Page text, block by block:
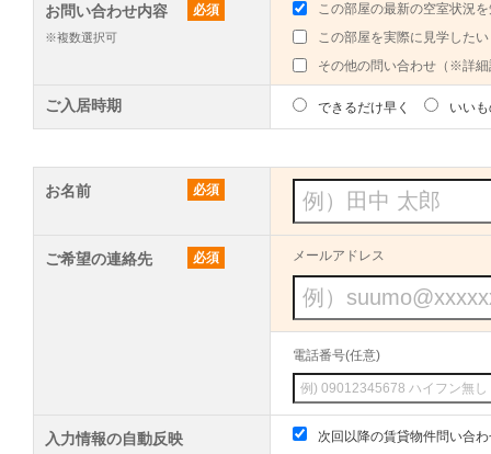
お問い合わせ内容 必須
※複数選択可
この部屋の最新の空室状況
この部屋を実際に見学したい
その他の問い合わせ（※詳
ご入居時期 できるだけ早く いい
お名前 必須
ご希望の連絡先 必須 メールアドレス
電話番号(任意)
入力情報の自動反映 次回以降の賃貸物件問い合